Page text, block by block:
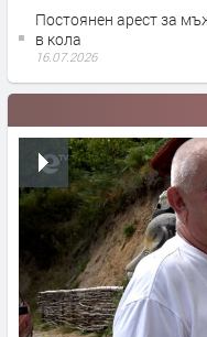
Постоянен арест за
в кола
16.07.2026